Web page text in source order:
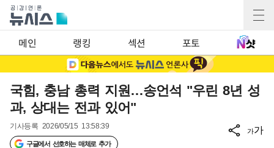
메인 랭킹 섹션 포토
국힘, 충남 총력 지원…송언석 "우린 8년 성
과, 상대는 전과 있어"
기사등록 2026/05/15 13:58:39
구글에서 선호하는 매체로 추가
가가